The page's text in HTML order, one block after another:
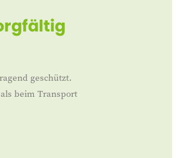
geschützt.
beim Transport